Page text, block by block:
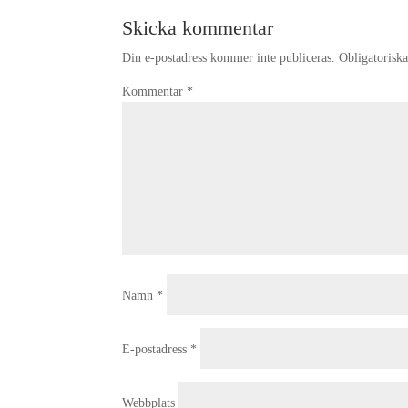
Skicka kommentar
Din e-postadress kommer inte publiceras.
Kommentar *
Namn *
E-postadress *
Webbplats